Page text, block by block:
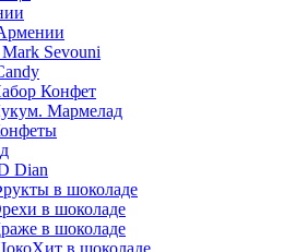
Mark Sevouni
Конфет
Мармелад
Dian
в шоколаде
в шоколаде
в шоколаде
в шоколаде